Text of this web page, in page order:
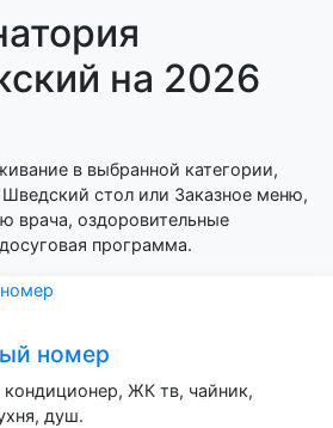
на 2026
в выбранной категории,
Шведский стол или Заказное меню,
врача, оздоровительные
программа.
номер
кондиционер, ЖК тв, чайник,
душ.